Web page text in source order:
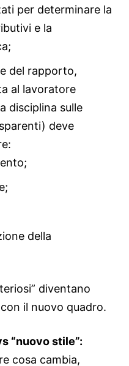
per determinare la
e la
del rapporto,
al lavoratore
disciplina sulle
deve
della
diventano
il nuovo quadro.
“nuovo stile”:
cosa cambia,